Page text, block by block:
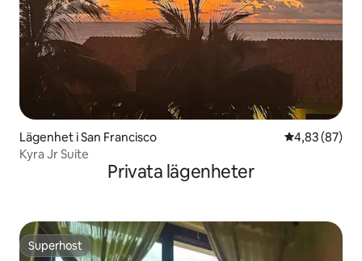
Lägenhet i San Francisco 4,83 av 5 i
4,83 (87)
Kyra Jr Suite
Privata lägenheter
Superhost
Superhost